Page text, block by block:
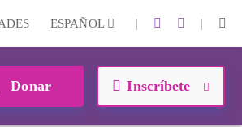
ESPAÑOL | |
Donar Inscríbete